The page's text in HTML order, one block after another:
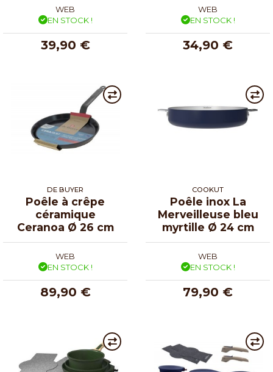
WEB
EN STOCK !
39,90 €
WEB
EN STOCK !
34,90 €
DE BUYER
Poêle à crêpe
céramique
Ceranoa Ø 26 cm
WEB
EN STOCK !
89,90 €
COOKUT
Poêle inox La
Merveilleuse bleu
myrtille Ø 24 cm
WEB
EN STOCK !
79,90 €